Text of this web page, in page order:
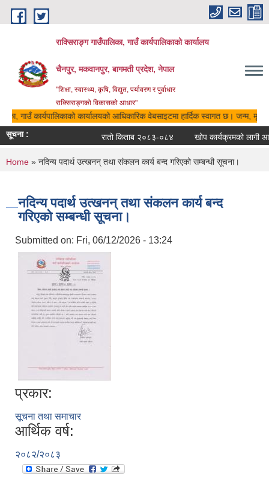
Skip to main content
राक्सिराङ्ग गाउँपालिका, गाउँ कार्यपालिकाको कार्यालय
चैनपुर, मकवानपुर, बागमती प्रदेश, नेपाल
"शिक्षा, स्वास्थ्य, कृषि, विद्युत, पर्यावरण र पुर्वाधार
राक्सिराङ्गको विकासको आधार"
गाउँ कार्यपालिकाको कार्यालयको आधिकारिक वेबसाइटमा हार्दिक स्वागत छ। जन्म,
सूचना :
रातो किताब २०८३-०८४ खोप कार्यक्रमको लागी
You are here
Home » नदिन्य पदार्थ उत्खनन् तथा संकलन कार्य बन्द गरिएको सम्बन्धी सूचना।
नदिन्य पदार्थ उत्खनन् तथा संकलन कार्य बन्द
गरिएको सम्बन्धी सूचना।
Submitted on: Fri, 06/12/2026 - 13:24
प्रकार:
सूचना तथा समाचार
आर्थिक वर्ष:
२०८२/२०८३